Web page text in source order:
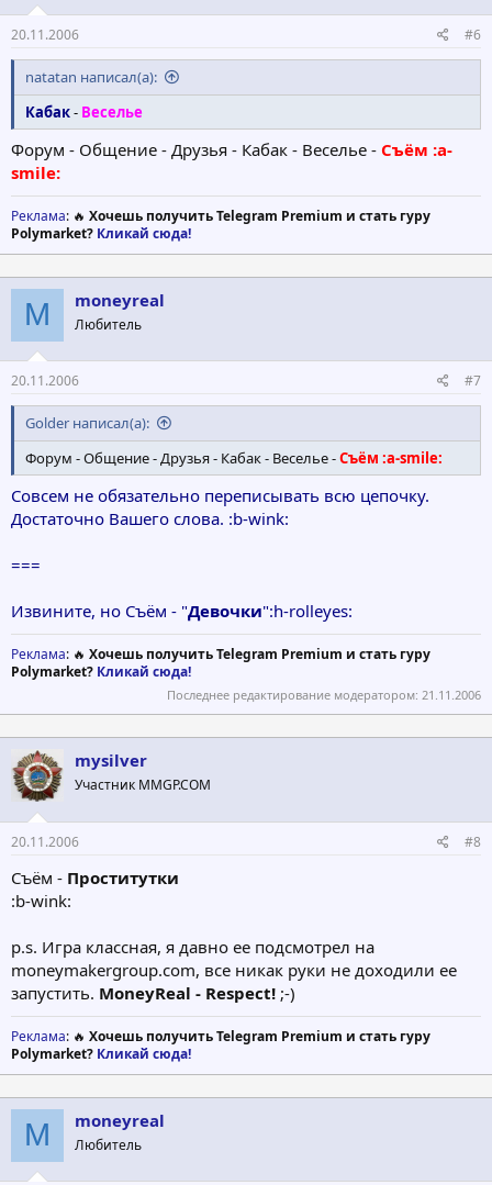
20.11.2006 #6
natatan написал(а):
Кабак- Веселье
Форум - Общение - Друзья - Кабак - Веселье - Съём :a-
smile:
Реклама: 🔥 Хочешь получить Telegram Premium и стать гуру
Polymarket? Кликай сюда!
M moneyreal
Любитель
20.11.2006 #7
Golder написал(а):
Форум - Общение - Друзья - Кабак - Веселье -Съём :a-smile:
Совсем не обязательно переписывать всю цепочку.
Достаточно Вашего слова. :b-wink:
===
Извините, но Съём - "Девочки":h-rolleyes:
Реклама: 🔥 Хочешь получить Telegram Premium и стать гуру
Polymarket? Кликай сюда!
Последнее редактирование модератором: 21.11.2006
mysilver
Участник MMGP.COM
20.11.2006 #8
Съём - Проститутки
:b-wink:
p.s. Игра классная, я давно ее подсмотрел на
moneymakergroup.com, все никак руки не доходили ее
запустить. MoneyReal - Respect! ;-)
Реклама: 🔥 Хочешь получить Telegram Premium и стать гуру
Polymarket? Кликай сюда!
M moneyreal
Любитель